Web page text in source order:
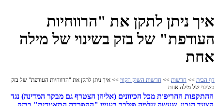
איך ניתן לתקן את "הרווחיות
העודפת" של בזק בשינוי של מילה
אחת
דף הבית >> חדשות >> חדשות השוק הקווי >> איך ניתן לתקן את "הרווחיות העודפת" של בזק
בשינוי של מילה אחת
ההתקפות החריפות מכל הכיוונים (אליהן הצטרף גם מבקר המדינה) נגד